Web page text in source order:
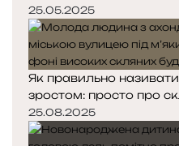
25.05.2025
Як правильно
зростом: просто про
25.08.2025